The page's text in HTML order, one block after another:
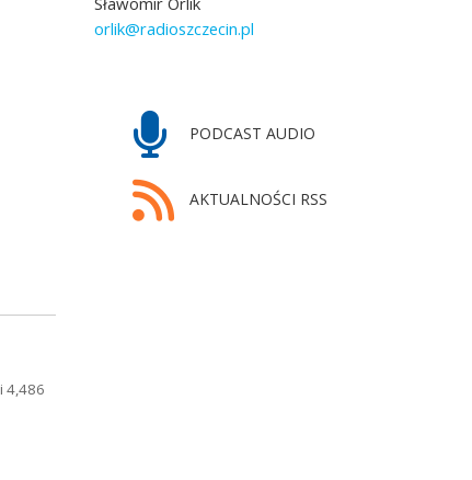
orlik@radioszczecin.pl
PODCAST AUDIO
AKTUALNOŚCI RSS
4,486